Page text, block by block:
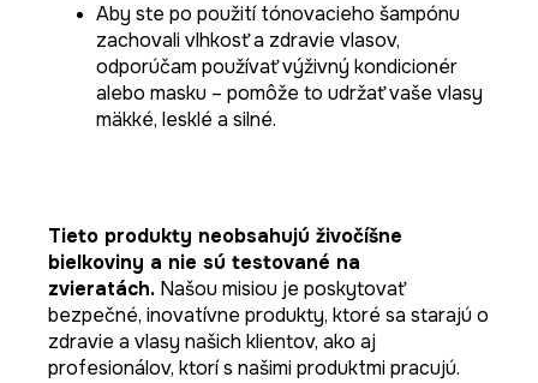
Aby ste po použití tónovacieho šampónu
zachovali vlhkosť a zdravie vlasov,
odporúčam používať výživný kondicionér
alebo masku – pomôže to udržať vaše vlasy
mäkké, lesklé a silné.
Tieto produkty neobsahujú živočíšne
bielkoviny a nie sú testované na
zvieratách. Našou misiou je poskytovať
bezpečné, inovatívne produkty, ktoré sa starajú o
zdravie a vlasy našich klientov, ako aj
profesionálov, ktorí s našimi produktmi pracujú.